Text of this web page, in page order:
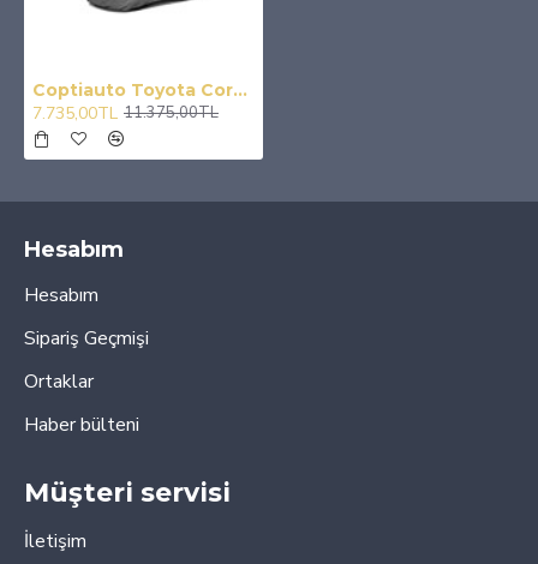
Coptiauto Toyota Corolla Sedan 2008-20 Branda
7.735,00TL 11.375,00TL
Hesabım
Hesabım
Sipariş Geçmişi
Ortaklar
Haber bülteni
Müşteri servisi
İletişim